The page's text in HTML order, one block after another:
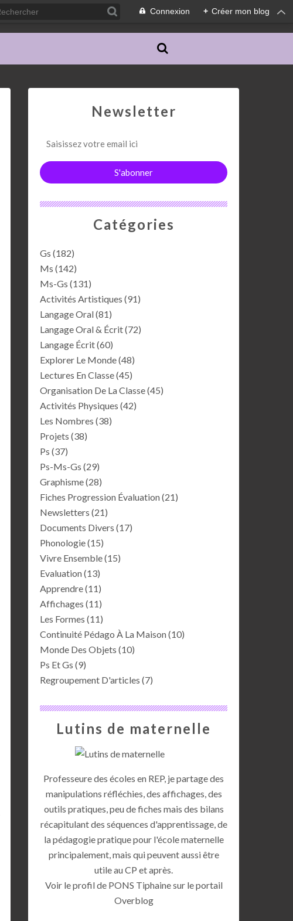
Connexion + Créer mon blog
Newsletter
Catégories
Gs (182)
Ms (142)
Ms-Gs (131)
Activités Artistiques (91)
Langage Oral(81)
Langage Oral & Écrit(72)
Langage Écrit(60)
Explorer Le Monde(48)
Lectures En Classe(45)
Organisation De La Classe(45)
Activités Physiques (42)
Les Nombres (38)
Projets (38)
Ps (37)
Ps-Ms-Gs (29)
Graphisme(28)
Fiches Progression Évaluation(21)
Newsletters (21)
Documents Divers (17)
Phonologie(15)
Vivre Ensemble(15)
Evaluation(13)
Apprendre(11)
Affichages (11)
Les Formes (11)
Continuité Pédago À La Maison(10)
Monde Des Objets (10)
Ps Et Gs (9)
Regroupement D'articles (7)
Lutins de maternelle
Professeure des écoles en REP, je partage des
manipulations réfléchies, des affichages, des
outils pratiques, peu de fiches mais des bilans
récapitulant des séquences d'apprentissage, de
la pédagogie pratique pour l'école maternelle
principalement, mais qui peuvent aussi être
utile au CP et après.
Voir le profil de PONS Tiphainesur le portail
Overblog